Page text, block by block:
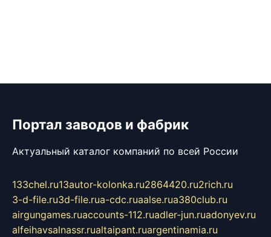
Портал заводов и фабрик
Актуальный каталог компаний по всей России
133chel.ru13autor-kolonka.ru2864420.ru2rich.ru
3-d-file.ru3d-file.rua-cdc.ruaalse.rua380club.ru
airgungames.ruaccounts-112.ruadler-jun.ruadonyev.ru
alfeihavsalnassr.rualtaipant.ruargentinamia.ru